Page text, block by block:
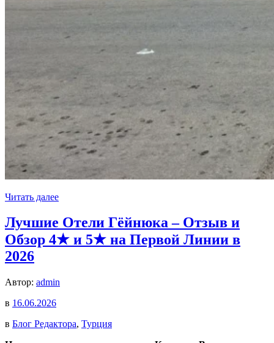
Читать далее
Лучшие Отели Гёйнюка – Отзыв и
Обзор 4★ и 5★ на Первой Линии в
2026
Автор: admin
в 16.06.2026
в Блог Редактора, Турция